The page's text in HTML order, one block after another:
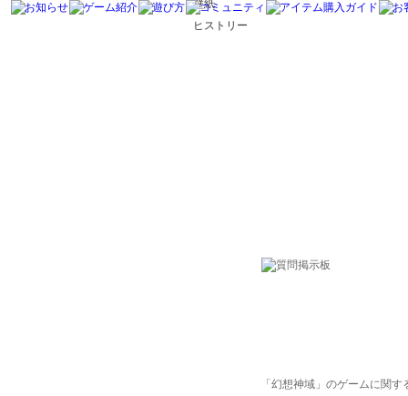
壁紙
ヒストリー
「幻想神域」のゲームに関